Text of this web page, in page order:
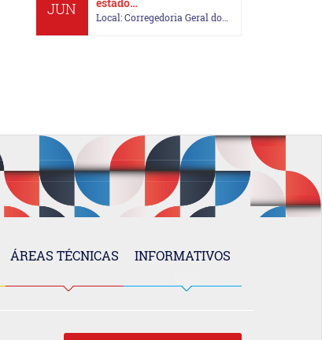
JUN
Local: Corregedoria Geral do…
ÁREAS TÉCNICAS INFORMATIVOS